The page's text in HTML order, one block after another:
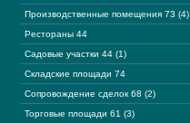
Производственные помещения 73 (4)
Рестораны 44
Садовые участки 44 (1)
Складские площади 74
Сопровождение сделок 68 (2)
Торговые площади 61 (3)